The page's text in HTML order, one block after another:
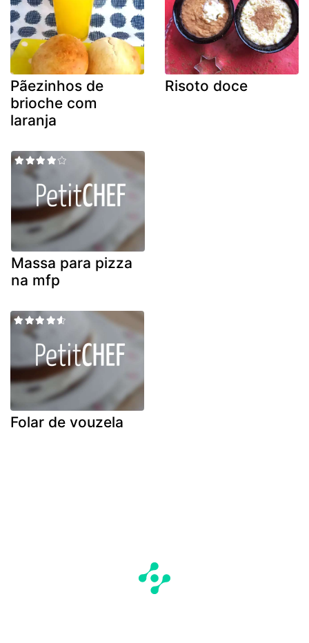
Pãezinhos de
brioche com
laranja
Risoto doce
Massa para pizza
na mfp
Folar de vouzela